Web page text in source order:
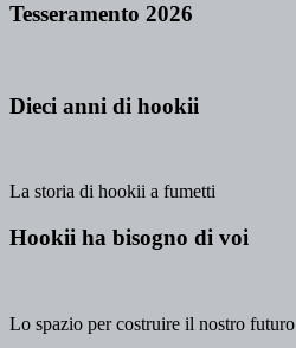
Tesseramento 2026
Dieci anni di hookii
La storia di hookii a fumetti
Hookii ha bisogno di voi
Lo spazio per costruire il nostro futuro